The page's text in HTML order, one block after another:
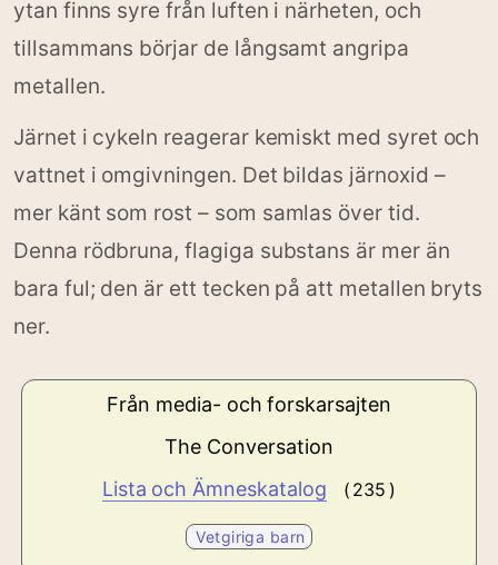
ytan finns syre från luften i närheten, och
tillsammans börjar de långsamt angripa
metallen.
Järnet i cykeln reagerar kemiskt med syret och
vattnet i omgivningen. Det bildas järnoxid –
mer känt som rost – som samlas över tid.
Denna rödbruna, flagiga substans är mer än
bara ful; den är ett tecken på att metallen bryts
ner.
Från media- och forskarsajten
The Conversation
Lista och Ämneskatalog
( 235 )
Vetgiriga barn